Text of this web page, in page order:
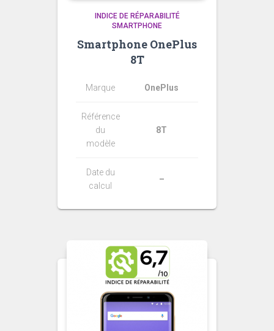
INDICE DE RÉPARABILITÉ
SMARTPHONE
Smartphone OnePlus
8T
Marque OnePlus
Référence
du
modèle
8T
Date du
calcul
–